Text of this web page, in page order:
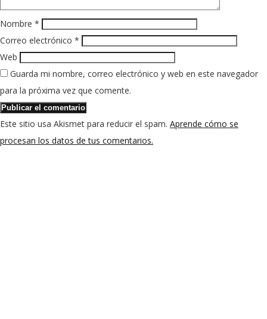
Nombre *
Correo electrónico *
Web
Guarda mi nombre, correo electrónico y web en este navegador
para la próxima vez que comente.
Este sitio usa Akismet para reducir el spam. Aprende cómo se
procesan los datos de tus comentarios.